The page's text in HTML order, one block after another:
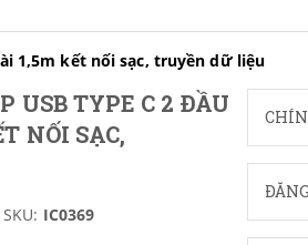
1,5m kết nối sạc, truyền dữ liệu
USB TYPE C 2 ĐẦU
NỐI SẠC,
SKU: IC0369